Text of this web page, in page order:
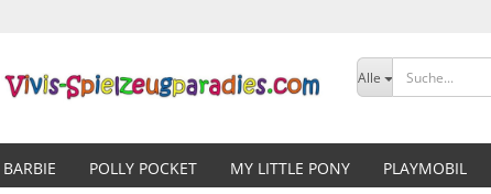
Alle
BARBIE POLLY POCKET MY LITTLE PONY PLAYMOBIL